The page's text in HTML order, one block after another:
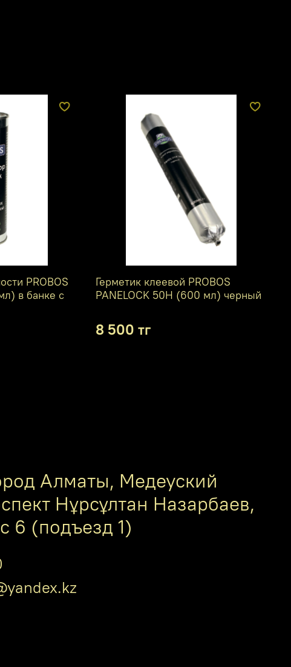
PROBOS
в банке с
Герметик клеевой PROBOS
PANELOCK 50H (600 мл) черный
8 500 тг
Алматы, Медеуский
Нұрсұлтан Назарбаев,
6 (подъезд 1)